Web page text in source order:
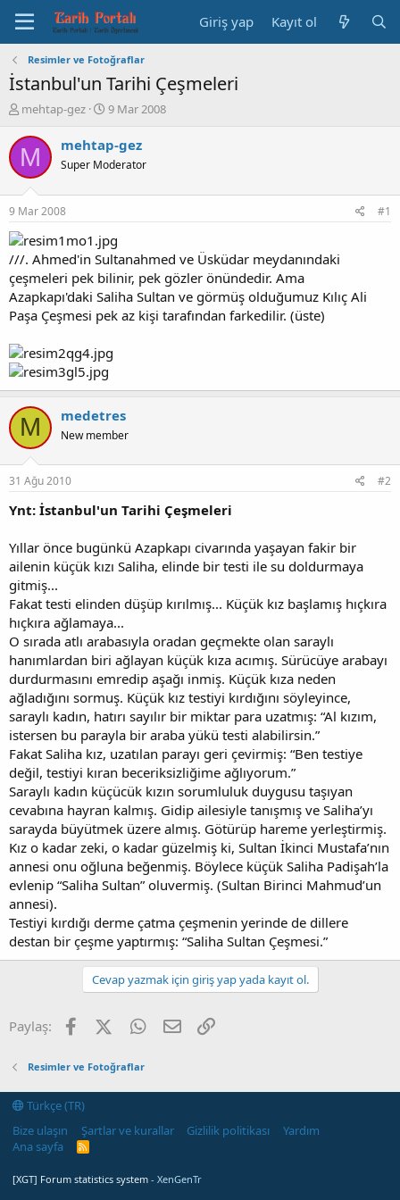
Giriş yap Kayıt ol
Resimler ve Fotoğraflar
İstanbul'un Tarihi Çeşmeleri
K
n
b
u
u
b
a
ş
l
a
t
a
mehtap-gez
B
ş
l
a
ç
t
a
r
i
h
9 Mar 2008
M mehtap-gez
Super Moderator
9 Mar 2008 #1
///. Ahmed'in Sultanahmed ve Üsküdar meydanındaki
çeşmeleri pek bilinir, pek gözler önündedir. Ama
Azapkapı'daki Saliha Sultan ve görmüş olduğumuz Kılıç Ali
Paşa Çeşmesi pek az kişi tarafından farkedilir. (üste)
M medetres
New member
31 Ağu 2010 #2
Ynt: İstanbul'un Tarihi Çeşmeleri
Yıllar önce bugünkü Azapkapı civarında yaşayan fakir bir
ailenin küçük kızı Saliha, elinde bir testi ile su doldurmaya
gitmiş...
Fakat testi elinden düşüp kırılmış... Küçük kız başlamış hıçkıra
hıçkıra ağlamaya...
O sırada atlı arabasıyla oradan geçmekte olan saraylı
hanımlardan biri ağlayan küçük kıza acımış. Sürücüye arabayı
durdurmasını emredip aşağı inmiş. Küçük kıza neden
ağladığını sormuş. Küçük kız testiyi kırdığını söyleyince,
saraylı kadın, hatırı sayılır bir miktar para uzatmış: “Al kızım,
istersen bu parayla bir araba yükü testi alabilirsin.”
Fakat Saliha kız, uzatılan parayı geri çevirmiş: “Ben testiye
değil, testiyi kıran beceriksizliğime ağlıyorum.”
Saraylı kadın küçücük kızın sorumluluk duygusu taşıyan
cevabına hayran kalmış. Gidip ailesiyle tanışmış ve Saliha’yı
sarayda büyütmek üzere almış. Götürüp hareme yerleştirmiş.
Kız o kadar zeki, o kadar güzelmiş ki, Sultan İkinci Mustafa’nın
annesi onu oğluna beğenmiş. Böylece küçük Saliha Padişah’la
evlenip “Saliha Sultan” oluvermiş. (Sultan Birinci Mahmud’un
annesi).
Testiyi kırdığı derme çatma çeşmenin yerinde de dillere
destan bir çeşme yaptırmış: “Saliha Sultan Çeşmesi.”
Cevap yazmak için giriş yap yada kayıt ol.
Paylaş: FacebookX (Twitter)WhatsApp
E-posta
Resimler ve Fotoğraflar
Türkçe (TR)
Bize ulaşın
Şartlar ve kurallar Gizlilik politikası
Yardım
Ana sayfa
R
[XGT] Forum statistics system - XenGenTr